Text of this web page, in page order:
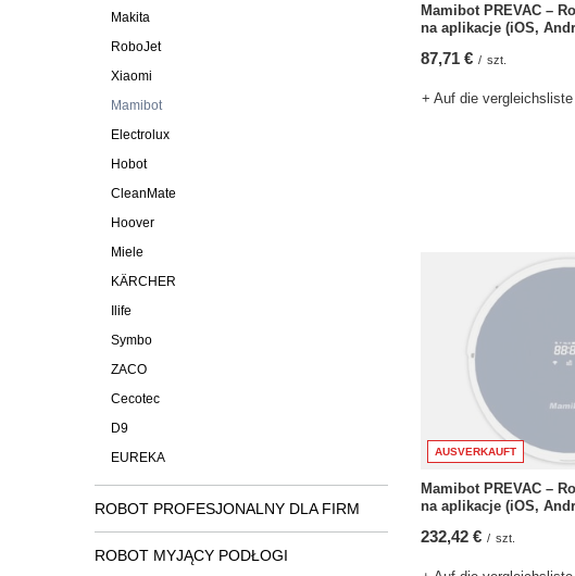
Makita
RoboJet
Xiaomi
Mamibot
Electrolux
Hobot
CleanMate
Hoover
Miele
KÄRCHER
Ilife
Symbo
ZACO
Cecotec
D9
EUREKA
ROBOT PROFESJONALNY DLA FIRM
ROBOT MYJĄCY PODŁOGI
Mamibot PREVAC –
na aplikacje (iOS,
87,71 € / szt.
+ Auf die vergleichsliste
AUSVERKAUFT
Mamibot PREVAC –
na aplikacje (iOS,
232,42 € / szt.